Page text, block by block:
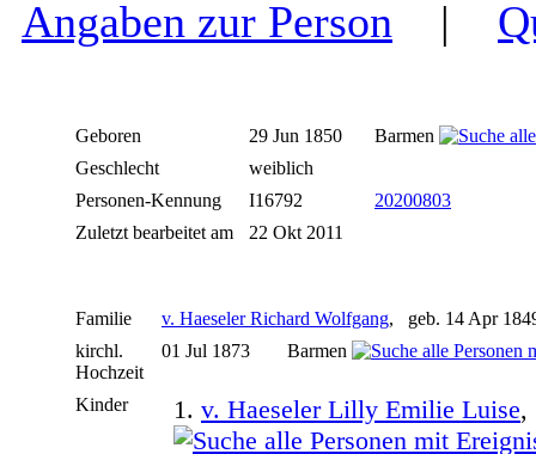
Angaben zur Person |
Geboren 29 Jun 1850
Barmen
Geschlecht
weiblich
Personen-Kennung
I16792
20200803
Zuletzt bearbeitet am
22 Okt 2011
Familie v. Haeseler Richard Wolfgang, geb. 14 Apr
kirchl.
Hochzeit
01 Jul 1873 Barmen
Kinder 1. v. Haeseler Lilly Emilie Luise,